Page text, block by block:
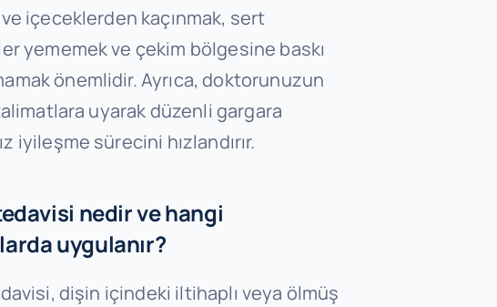
içeceklerden kaçınmak, sert
yememek ve çekim bölgesine baskı
önemlidir. Ayrıca, doktorunuzun
uyarak düzenli gargara
iyileşme sürecini hızlandırır.
nedir ve hangi
uygulanır?
dişin içindeki iltihaplı veya ölmüş